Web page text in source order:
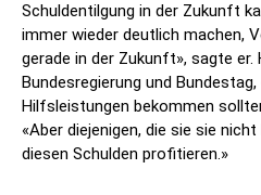
Schuldentilgung in der Zukunft
immer wieder deutlich machen,
gerade in der Zukunft», sagte er.
Bundesregierung und
Hilfsleistungen bekommen
«Aber diejenigen, die sie sie
diesen Schulden profitieren.»